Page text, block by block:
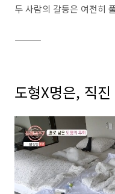
두 사람의 갈등은 여전히
⸻
도형X명은, 직